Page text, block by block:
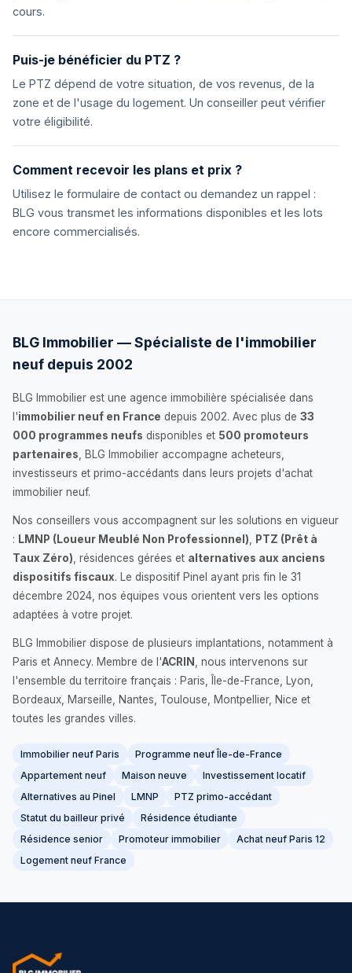
cours.
Puis-je bénéficier du PTZ ?
Le PTZ dépend de votre situation, de vos revenus, de la
zone et de l'usage du logement. Un conseiller peut vérifier
votre éligibilité.
Comment recevoir les plans et prix ?
Utilisez le formulaire de contact ou demandez un rappel :
BLG vous transmet les informations disponibles et les lots
encore commercialisés.
BLG Immobilier — Spécialiste de l'immobilier
neuf depuis 2002
BLG Immobilier est une agence immobilière spécialisée dans
l'immobilier neuf en France depuis 2002. Avec plus de 33
000 programmes neufs disponibles et 500 promoteurs
partenaires , BLG Immobilier accompagne acheteurs,
investisseurs et primo-accédants dans leurs projets d'achat
immobilier neuf.
Nos conseillers vous accompagnent sur les solutions en vigueur
: LMNP (Loueur Meublé Non Professionnel)
PTZ (Prêt à
Taux Zéro) , résidences gérées et alternatives aux anciens
dispositifs fiscaux. Le dispositif Pinel ayant pris fin le 31
décembre 2024, nos équipes vous orientent vers les options
adaptées à votre projet.
BLG Immobilier dispose de plusieurs implantations, notamment à
Paris et Annecy. Membre de l'ACRIN
, nous intervenons sur
l'ensemble du territoire français : Paris, Île-de-France, Lyon,
Bordeaux, Marseille, Nantes, Toulouse, Montpellier, Nice et
toutes les grandes villes.
Immobilier neuf Paris
Programme neuf Île-de-France
Appartement neuf
Maison neuve
Investissement locatif
Alternatives au Pinel
LMNP
PTZ primo-accédant
Statut du bailleur privé
Résidence étudiante
Résidence senior
Promoteur immobilier
Achat neuf Paris 12
Logement neuf France